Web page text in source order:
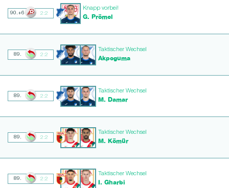
90.+6 2:2
Knapp vorbei!
G. Prömel
89. 2:2
Taktischer Wechsel
Akpoguma
89. 2:2
Taktischer Wechsel
M. Damar
89. 2:2
Taktischer Wechsel
M. Kömür
89. 2:2
Taktischer Wechsel
I. Gharbi